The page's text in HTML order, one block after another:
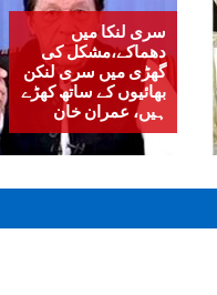
سری لنکا میں
دھماکے،مشکل کی
گھڑی میں سری لنکن
بھائیوں کے ساتھ کھڑے
ہیں، عمران خان